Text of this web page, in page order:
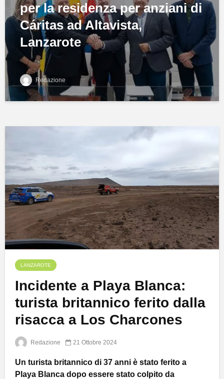
per la residenza per anziani di
Cáritas ad Altavista,
Lanzarote
Redazione
LANZAROTE
Incidente a Playa Blanca:
turista britannico ferito dalla
risacca a Los Charcones
Redazione 21 Ottobre 2024
Un turista britannico di 37 anni è stato ferito a
Playa Blanca dopo essere stato colpito da